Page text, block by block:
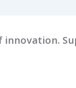
innovation.